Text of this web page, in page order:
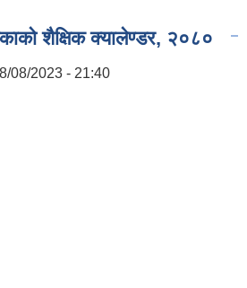
शैक्षिक क्यालेण्डर, २०८०
08/2023 - 21:40